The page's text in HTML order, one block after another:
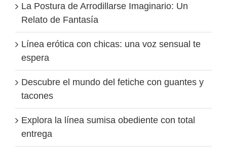
La Postura de Arrodillarse Imaginario: Un
Relato de Fantasía
Línea erótica con chicas: una voz sensual te
espera
Descubre el mundo del fetiche con guantes y
tacones
Explora la línea sumisa obediente con total
entrega